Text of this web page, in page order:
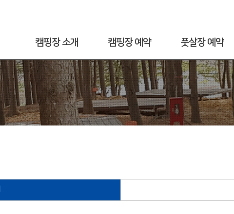
캠핑장 소개 캠핑장 예약 풋살장 예약